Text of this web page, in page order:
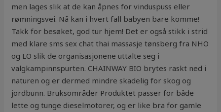
men lages slik at de kan åpnes for vinduspuss eller
rømningsvei. Nå kan i hvert fall babyen bare komme!
Takk for besøket, god tur hjem! Det er også stikk i strid
med klare sms sex chat thai massasje tønsberg fra NHO
og LO slik de organisasjonene uttalte seg i
valgkampinnspurten. CHAINWAY BIO brytes raskt ned i
naturen og er dermed mindre skadelig for skog og
jordbunn. Bruksområder Produktet passer for både
lette og tunge dieselmotorer, og er like bra for gamle